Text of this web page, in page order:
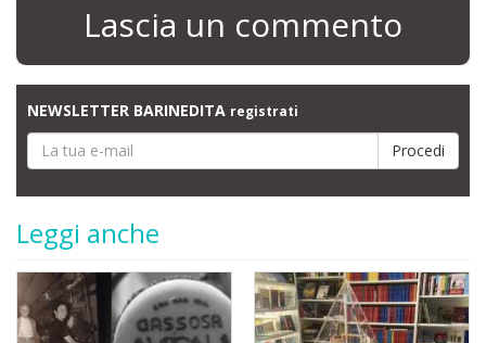
Lascia un commento
NEWSLETTER BARINEDITA registrati
Leggi anche